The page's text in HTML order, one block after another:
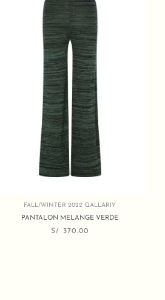
FALL/WINTER 2022 QALLARIY
PANTALON MELANGE VERDE
S/ 370.00